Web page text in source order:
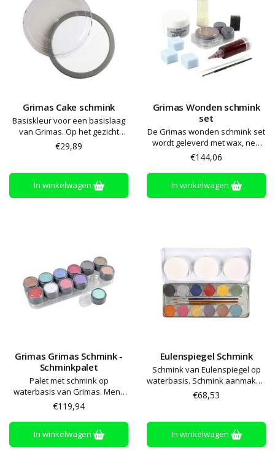
Grimas Cake schmink
Basiskleur voor een basislaag
van Grimas. Op het gezicht
aanbrengen voor het
schminken
€29,89
In winkelwagen
Grimas Wonden schmink
set
De Grimas wonden schmink set
wordt geleverd met wax, nep
bloed, sponzen en accessoires
€144,06
In winkelwagen
Grimas Grimas Schmink -
Schminkpalet
Palet met schmink op
waterbasis van Grimas. Meng
met een beetje water en breng
aan met een spons of penseel.
De kleuren kunnen gemengd
worden om nieuwe kleuren te
maken. Afwassen met water en
€119,94
In winkelwagen
Eulenspiegel Schmink
Schmink van Eulenspiegel op
waterbasis. Schmink aanmaken
met een beetje water en
aanbrengen met een spons of
worden gemengd en afwassen
met zeep en water
€68,53
In winkelwagen